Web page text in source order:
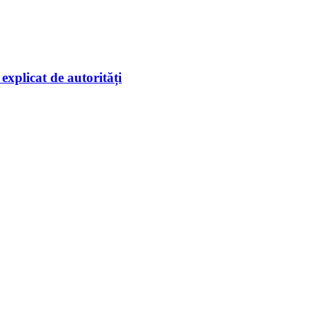
de autorități